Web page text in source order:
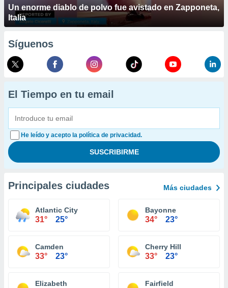
Un enorme diablo de polvo fue avistado en Zapponeta,
Italia
Síguenos
El Tiempo en tu email
He leído y acepto la política de privacidad.
Principales ciudades Más ciudades
Atlantic City
31° 25°
Bayonne
34° 23°
Camden
33° 23°
Cherry Hill
33° 23°
Elizabeth Fairfield